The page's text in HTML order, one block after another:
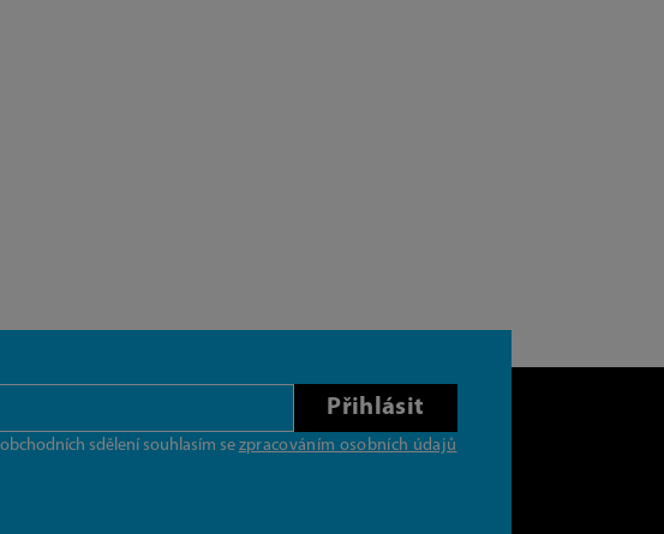
Přihlásit
sdělení souhlasím se zpracováním osobních údajů